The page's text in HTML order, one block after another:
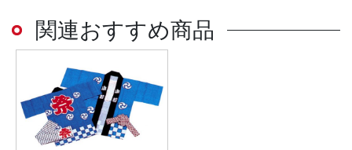
関連おすすめ商品